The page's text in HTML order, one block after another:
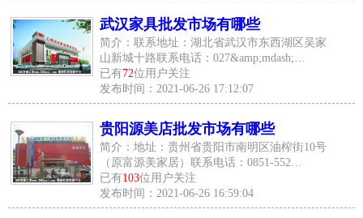
武汉家具批发市场有哪些
简介：联系地址：湖北省武汉市东西湖区吴家
山新城十路联系电话：027&amp;mdash;…
已有72位用户关注
发布时间：2021-06-26 17:12:07
贵阳源美店批发市场有哪些
简介：地址：贵州省贵阳市南明区油榨街10号
（原富源美家居）联系电话：0851-552…
已有103位用户关注
发布时间：2021-06-26 16:59:04